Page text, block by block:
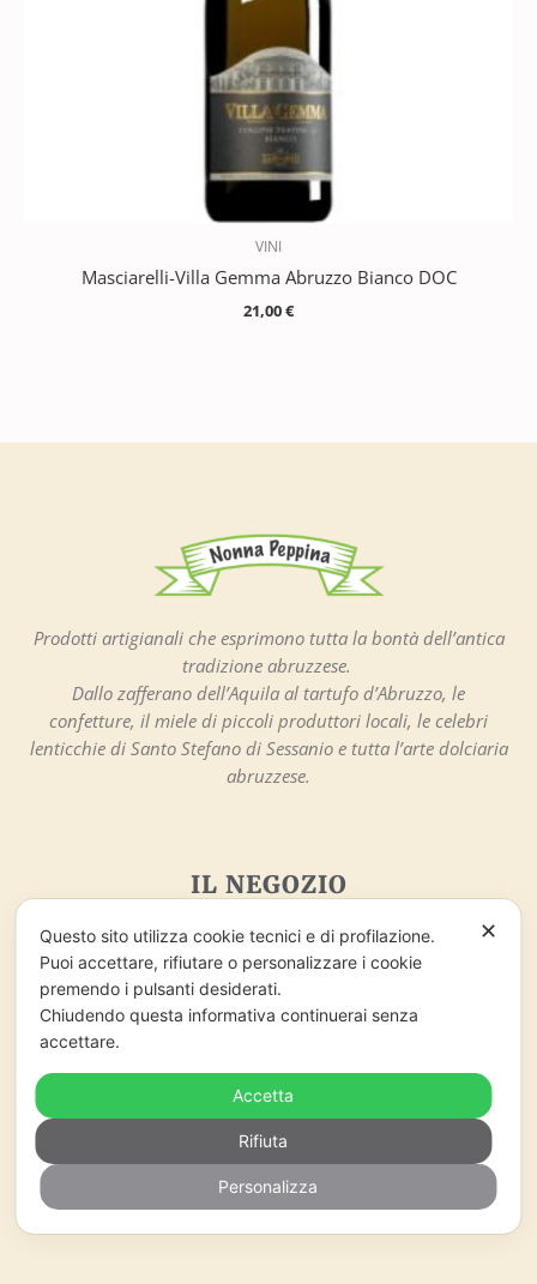
VINI
Masciarelli-Villa Gemma Abruzzo Bianco DOC
21,00€
Prodotti artigianali che esprimono tutta la bontà dell’antica
tradizione abruzzese.
Dallo zafferano dell’Aquila al tartufo d’Abruzzo, le
confetture, il miele di piccoli produttori locali, le celebri
lenticchie di Santo Stefano di Sessanio e tutta l’arte dolciaria
abruzzese.
IL NEGOZIO
Nonna Peppina
Via Sotto gli Archi, 3
67020 – Santo Stefano di Sessanio (AQ)
info@nonnapeppina.it
Market lo Chalet di Marzaro Antonio
ORARI DI APERTURA
Lunedì – Domenica
09:00 – 18:00
✕
Questo sito utilizza cookie tecnici e di profilazione.
Puoi accettare, rifiutare o personalizzare i cookie
premendo i pulsanti desiderati.
Chiudendo questa informativa continuerai senza
accettare.
Accetta
Rifiuta
Personalizza